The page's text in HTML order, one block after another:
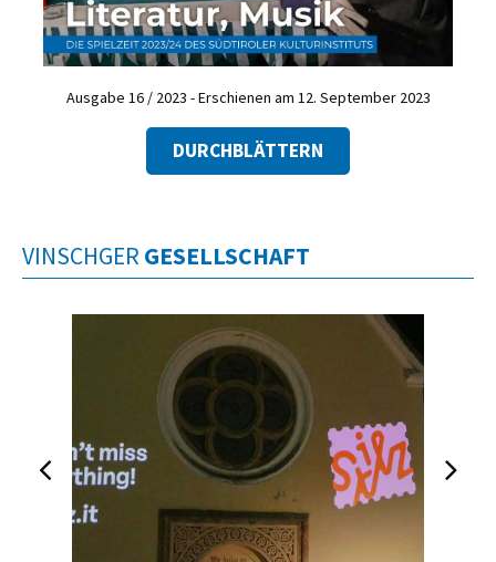
Ausgabe 16 / 2023 - Erschienen am 12. September 2023
DURCHBLÄTTERN
VINSCHGER GESELLSCHAFT